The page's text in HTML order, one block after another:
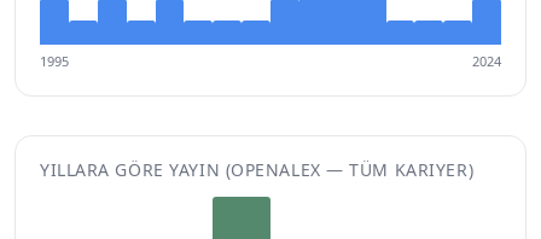
1995 2024
YILLARA GÖRE YAYIN (OPENALEX — TÜM KARIYER)